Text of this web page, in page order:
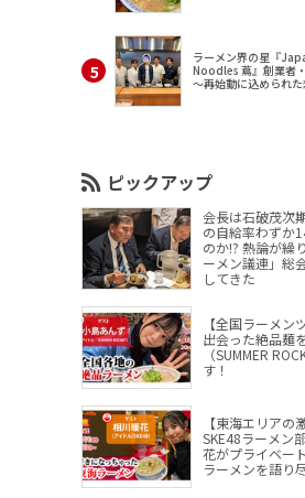
ラーメン界の星『
Noodles 蔦』創業者
～再始動に込められた
ピックアップ
会長は石破茂次
の自給率わずか
のか!? 熱論が繰
ーメン議連」総
してきた
【全国ラーメン
出会った絶品麺
（SUMMER
す！
【東海エリアの
SKE48ラーメン
花がプライベー
ラーメンを語り